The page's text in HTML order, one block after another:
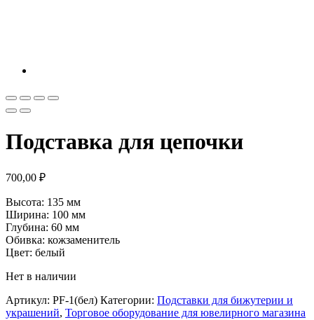
Подставка для цепочки
700,00 ₽
Высота: 135 мм
Ширина: 100 мм
Глубина: 60 мм
Обивка: кожзаменитель
Цвет: белый
Нет в наличии
Артикул: PF-1(бел) Категории: Подставки для бижутерии и
украшений, Торговое оборудование для ювелирного магазина